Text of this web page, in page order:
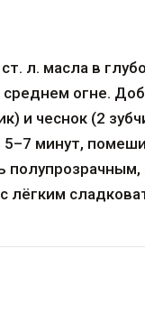
л. масла в
огне.
и чеснок (2
минут,
полупрозрачным,
лёгким